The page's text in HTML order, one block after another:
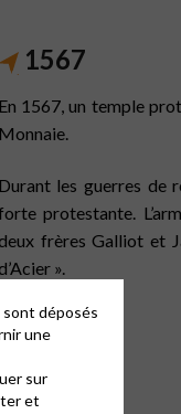
1567
En 1567, un temple
Monnaie.
Durant les guerres de
protestante.
frères Galliot et
».
déposés
une
sur
et